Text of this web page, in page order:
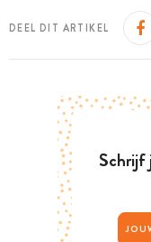
DEEL DIT ARTIKEL
Schrijf